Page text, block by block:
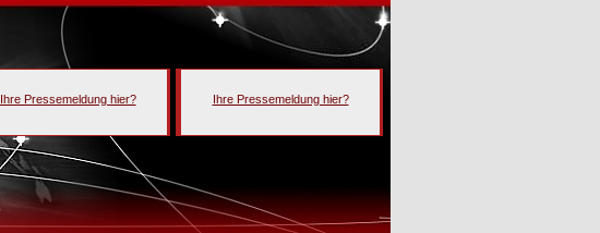
Ihre Pressemeldung hier? Ihre Pressemeldung hier?